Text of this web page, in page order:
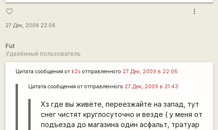
favorite_border
27 Дек, 2009 22:06
more_vert
Fut
Удалённый пользователь
Цитата сообщения от k2s отправленного 27 Дек, 2009 в 22:06
Цитата сообщения от отправленного 27 Дек, 2009 в 21:43
Хз где вы живёте, переезжайте на запад, тут
снег чистят круглосуточно и везде ( у меня от
подъезда до магазина один асфальт, тратуар